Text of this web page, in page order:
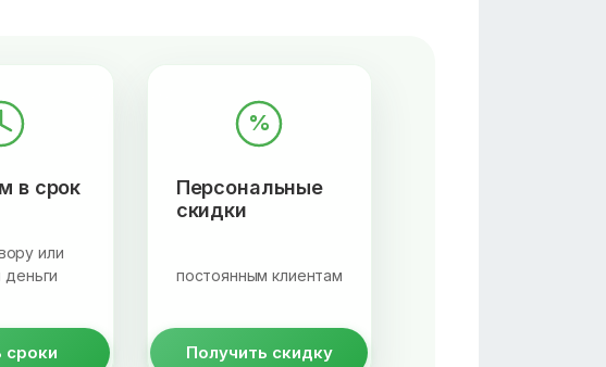
в срок
или
сроки
%
Персональные
скидки
постоянным клиентам
Получить скидку